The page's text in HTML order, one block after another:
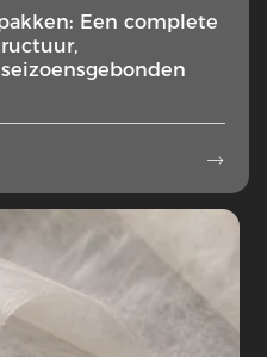
Een complete
